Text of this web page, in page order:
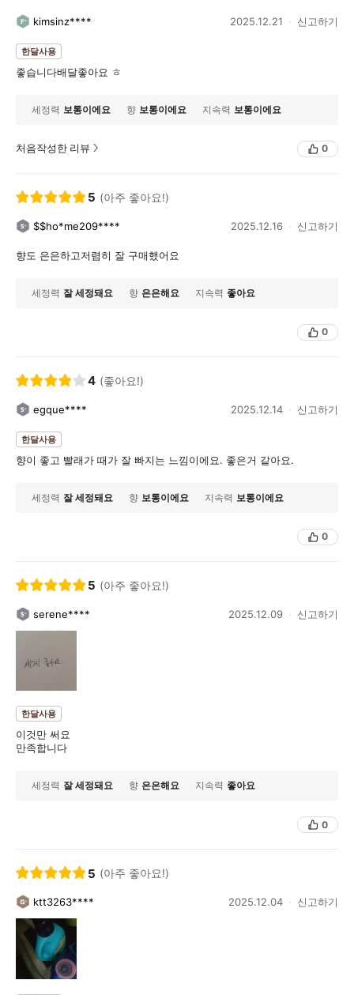
kimsinz**** 2025.12.21 신고하기
한달사용
좋습니다배달좋아요 ㅎ
세정력 보통이에요 향 보통이에요 지속력 보통이에요
처음작성한 리뷰 0
5 (아주 좋아요!)
$$ho*me209**** 2025.12.16 신고하기
향도 은은하고저렴히 잘 구매했어요
세정력 잘 세정돼요 향 은은해요 지속력 좋아요
0
4 (좋아요!)
egque**** 2025.12.14 신고하기
한달사용
향이 좋고 빨래가 때가 잘 빠지는 느낌이에요. 좋은거 같아요.
세정력 잘 세정돼요 향 보통이에요 지속력 보통이에요
0
5 (아주 좋아요!)
serene**** 2025.12.09 신고하기
한달사용
이것만 써요
만족합니다
세정력 잘 세정돼요 향 은은해요 지속력 좋아요
0
5 (아주 좋아요!)
ktt3263**** 2025.12.04 신고하기